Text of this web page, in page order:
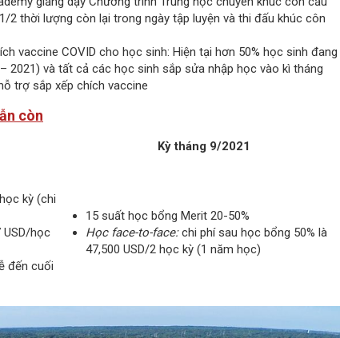
thời lượng còn lại trong ngày tập luyện và thi đấu khúc côn
vaccine COVID cho học sinh: Hiện tại hơn 50% học sinh đang
và tất cả các học sinh sắp sửa nhập học vào kì tháng
trợ sắp xếp chích vaccine
còn
Kỳ tháng 9/2021
kỳ (chi
USD/học
đến cuối
15 suất học bổng Merit 20-50%
Học face-to-face:chi phí sau học bổng 50% là
47,500 USD/2 học kỳ (1 năm học)